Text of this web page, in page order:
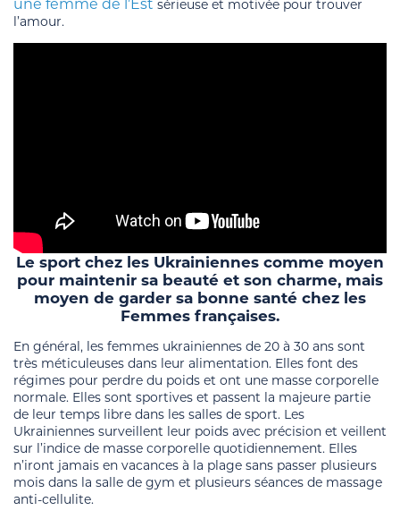
une femme de l’Est sérieuse et motivée pour trouver
l’amour.
Le sport chez les Ukrainiennes comme moyen
pour maintenir sa beauté et son charme, mais
moyen de garder sa bonne santé chez les
Femmes françaises.
En général, les femmes ukrainiennes de 20 à 30 ans sont
très méticuleuses dans leur alimentation. Elles font des
régimes pour perdre du poids et ont une masse corporelle
normale. Elles sont sportives et passent la majeure partie
de leur temps libre dans les salles de sport. Les
Ukrainiennes surveillent leur poids avec précision et veillent
sur l’indice de masse corporelle quotidiennement. Elles
n’iront jamais en vacances à la plage sans passer plusieurs
mois dans la salle de gym et plusieurs séances de massage
anti-cellulite.